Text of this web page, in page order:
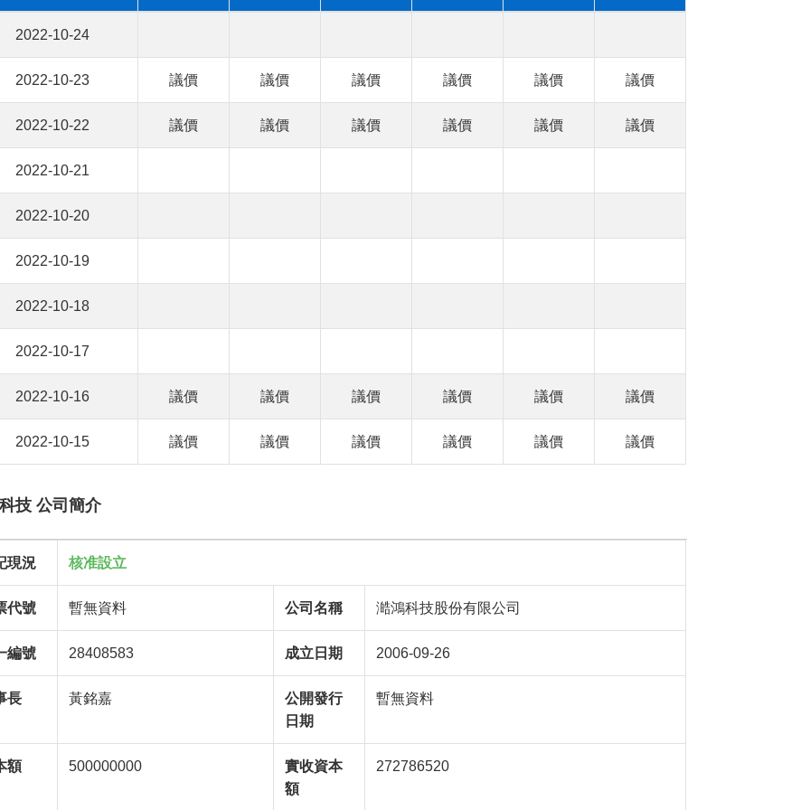
2022-10-24
2022-10-23 議價 議價 議價 議價 議價 議價
2022-10-22 議價 議價 議價 議價 議價 議價
2022-10-21
2022-10-20
2022-10-19
2022-10-18
2022-10-17
2022-10-16 議價 議價 議價 議價 議價 議價
2022-10-15 議價 議價 議價 議價 議價 議價
技 公司簡介
現況 核准設立
代號 暫無資料 公司名稱 澔鴻科技股份有限公司
編號 28408583 成立日期 2006-09-26
長 黃銘嘉
公開發行
日期
暫無資料
額 500000000
實收資本
額
272786520